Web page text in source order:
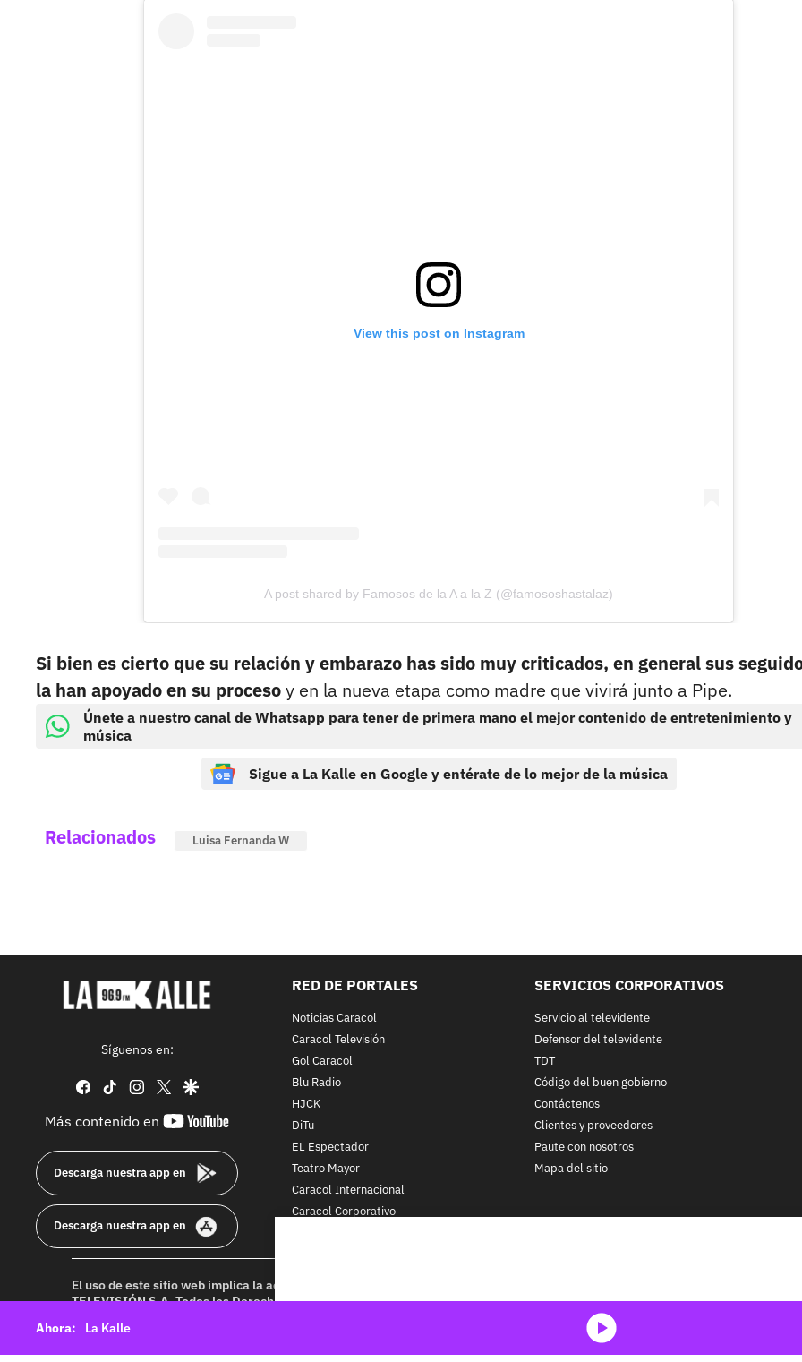
View this post on Instagram
A post shared by Famosos de la A a la Z (@famososhastalaz)
Si bien es cierto que su relación y embarazo has sido muy criticados, en general sus
la han apoyado en su procesoy en la nueva etapa como madre que vivirá junto a Pipe.
Únete a nuestro canal de Whatsapp para tener de primera mano el mejor contenido de entretenimiento y
música
Sigue a La Kalle en Google y entérate de lo mejor de la música
Relacionados Luisa Fernanda W
Síguenos en:
facebook
tiktok instagram
twittergoogle
Más contenido en
youtube-
Descarga nuestra app en
Descarga nuestra app en
RED DE PORTALES
Noticias Caracol
Caracol Televisión
Gol Caracol
Blu Radio
HJCK
DiTu
EL Espectador
Teatro Mayor
Caracol Internacional
Caracol Corporativo
SERVICIOS CORPORATIVOS
Servicio al televidente
Defensor del televidente
TDT
Código del buen gobierno
Contáctenos
Clientes y proveedores
Paute con nosotros
Mapa del sitio
El uso de este sitio web implica la aceptación de los
TELEVISIÓN S.A.Todos los Derechos Reservados D.R.A. Prohibida su reproducción total o parcial, así como su traducción a
idioma sin autorización escrita de su titular. Reproduction in whole or in part, or translation without written permission is
rights reserved 2025.
La Kalle